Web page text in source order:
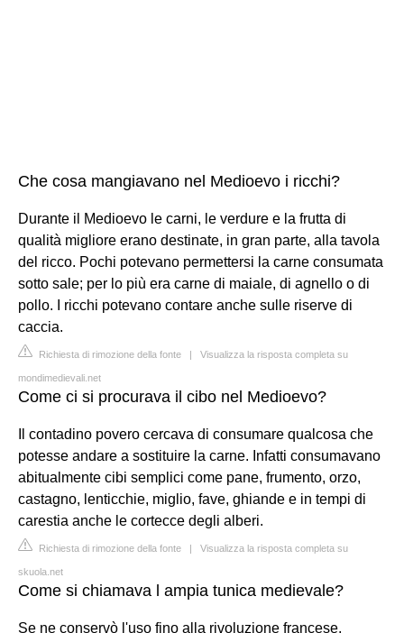
Che cosa mangiavano nel Medioevo i ricchi?
Durante il Medioevo le carni, le verdure e la frutta di
qualità migliore erano destinate, in gran parte, alla tavola
del ricco. Pochi potevano permettersi la carne consumata
sotto sale; per lo più era carne di maiale, di agnello o di
pollo. I ricchi potevano contare anche sulle riserve di
caccia.
Richiesta di rimozione della fonte | Visualizza la risposta completa su
mondimedievali.net
Come ci si procurava il cibo nel Medioevo?
Il contadino povero cercava di consumare qualcosa che
potesse andare a sostituire la carne. Infatti consumavano
abitualmente cibi semplici come pane, frumento, orzo,
castagno, lenticchie, miglio, fave, ghiande e in tempi di
carestia anche le cortecce degli alberi.
Richiesta di rimozione della fonte | Visualizza la risposta completa su
skuola.net
Come si chiamava l ampia tunica medievale?
Se ne conservò l'uso fino alla rivoluzione francese.